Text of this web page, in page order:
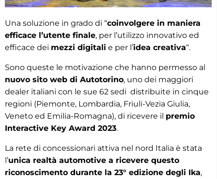
Una soluzione in grado di “coinvolgere in maniera
efficace l’utente finale, per l’utilizzo innovativo ed
efficace dei mezzi digitali e per l’idea creativa“.
Sono queste le motivazione che hanno permesso al
nuovo sito web di Autotorino, uno dei maggiori
dealer italiani con le sue 62 sedi distribuite in cinque
regioni (Piemonte, Lombardia, Friuli-Vezia Giulia,
Veneto ed Emilia-Romagna), di ricevere il premio
Interactive Key Award 2023.
La rete di concessionari attiva nel nord Italia è stata
l’unica realtà automotive a ricevere questo
riconoscimento durante la 23° edizione degli Ika,